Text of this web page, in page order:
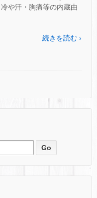
や汗・胸痛等の内蔵由
続きを読む ›